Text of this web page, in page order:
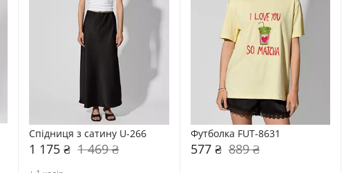
Спідниця з сатину U-266
1 175 ₴ 1 469 ₴
Футболка FUT-8631
577 ₴ 889 ₴